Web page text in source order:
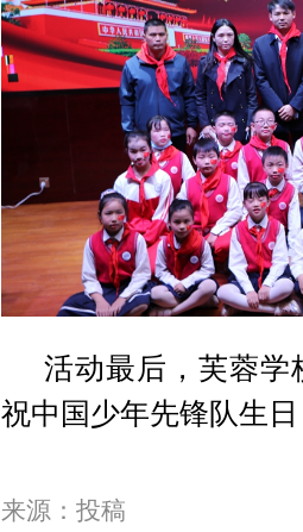
活动最后，芙蓉学
祝中国少年先锋队生日
来源：投稿